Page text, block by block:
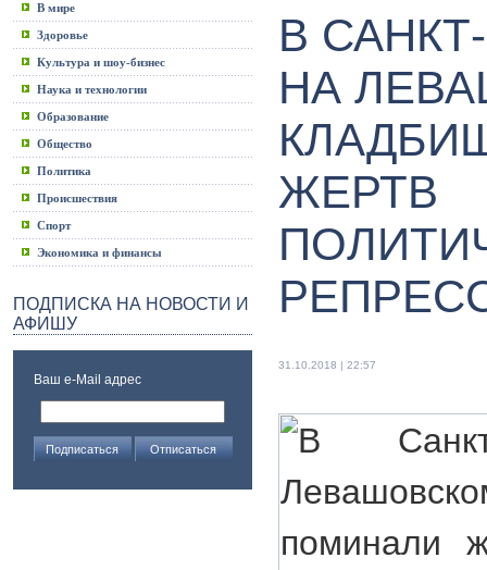
В мире
Здоровье
Культура и шоу-бизнес
Наука и технологии
Образование
Общество
Политика
Происшествия
Спорт
Экономика и финансы
ПОДПИСКА НА НОВОСТИ И
АФИШУ
Ваш e-Mail адрес
В
НА
ЖЕРТВ
31.10.2018 | 22:57